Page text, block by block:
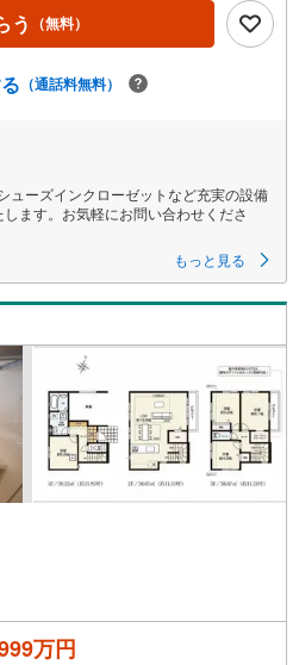
う （無料）
（通話料無料）
ューズインクローゼットなど充実の設備
ます。お気軽にお問い合わせくださ
もっと見る
万円